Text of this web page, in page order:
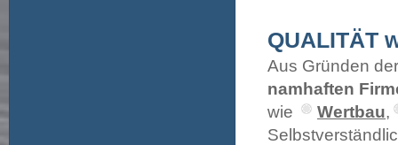
QUALITÄT
Aus Gründen
namhaften
wie
Wertbau,